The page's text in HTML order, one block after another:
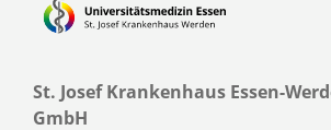
St. Josef Krankenhaus Essen-
GmbH